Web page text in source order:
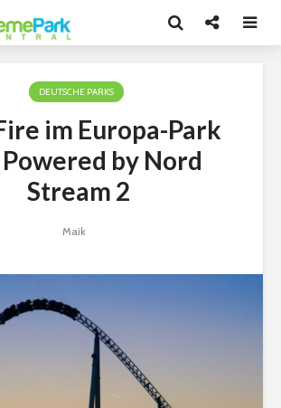
DEUTSCHE PARKS
im Europa-Park
by Nord
Stream 2
Maik